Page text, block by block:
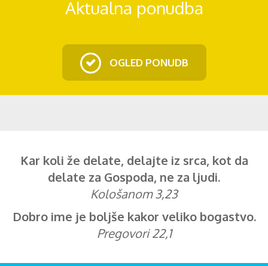
Aktualna ponudba
OGLED PONUDB
Kar koli že delate, delajte iz srca, kot da
delate za Gospoda, ne za ljudi.
Kološanom 3,23
Dobro ime je boljše kakor veliko bogastvo.
Pregovori 22,1